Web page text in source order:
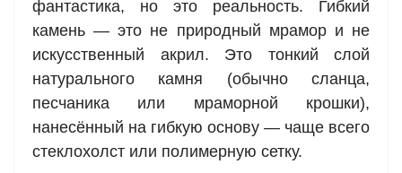
фантастика, но это реальность. Гибкий
камень — это не природный мрамор и не
искусственный акрил. Это тонкий слой
натурального камня (обычно сланца,
песчаника или мраморной крошки),
нанесённый на гибкую основу — чаще всего
стеклохолст или полимерную сетку.